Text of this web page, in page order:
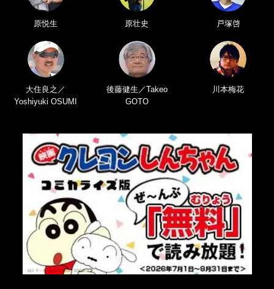
原悦生 原壮史 戸塚啓
大住良之／
Yoshiyuki OSUMI
後藤健生／Takeo
GOTO
川本梅花